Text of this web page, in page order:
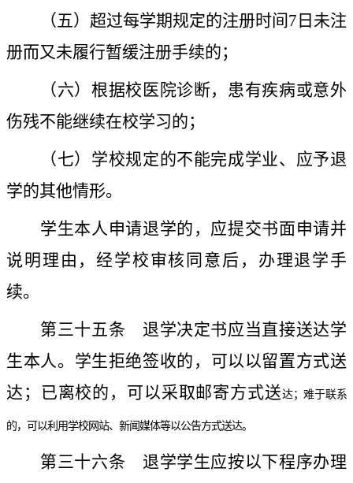
（五） 超过每学期规定的注册时间 7 日未注
册而又未履行暂缓注册手续的；
（六）根据校医院诊断，患有疾病或意外
伤残不能继续在校学习的；
（七）学校规定的不能完成学业、应予退
学的其他情形。
学生本人申请退学的，应提交书面申请并
说明理由，经学校审核同意后，办理退学手
续。
第三十五条 退学决定书应当直接送达学
生本人。学生拒绝签收的，可以以留置方式送
达；已离校的，可以采取邮寄方式送达；难于联系
的，可以利用学校网站、新闻媒体等以公告方式送达。
第三十六条 退学学生应按以下程序办理